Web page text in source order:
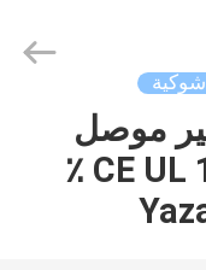
175 أمبير موصل
البطارية شهادة CE UL 100 ٪